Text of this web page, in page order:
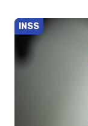
INSS